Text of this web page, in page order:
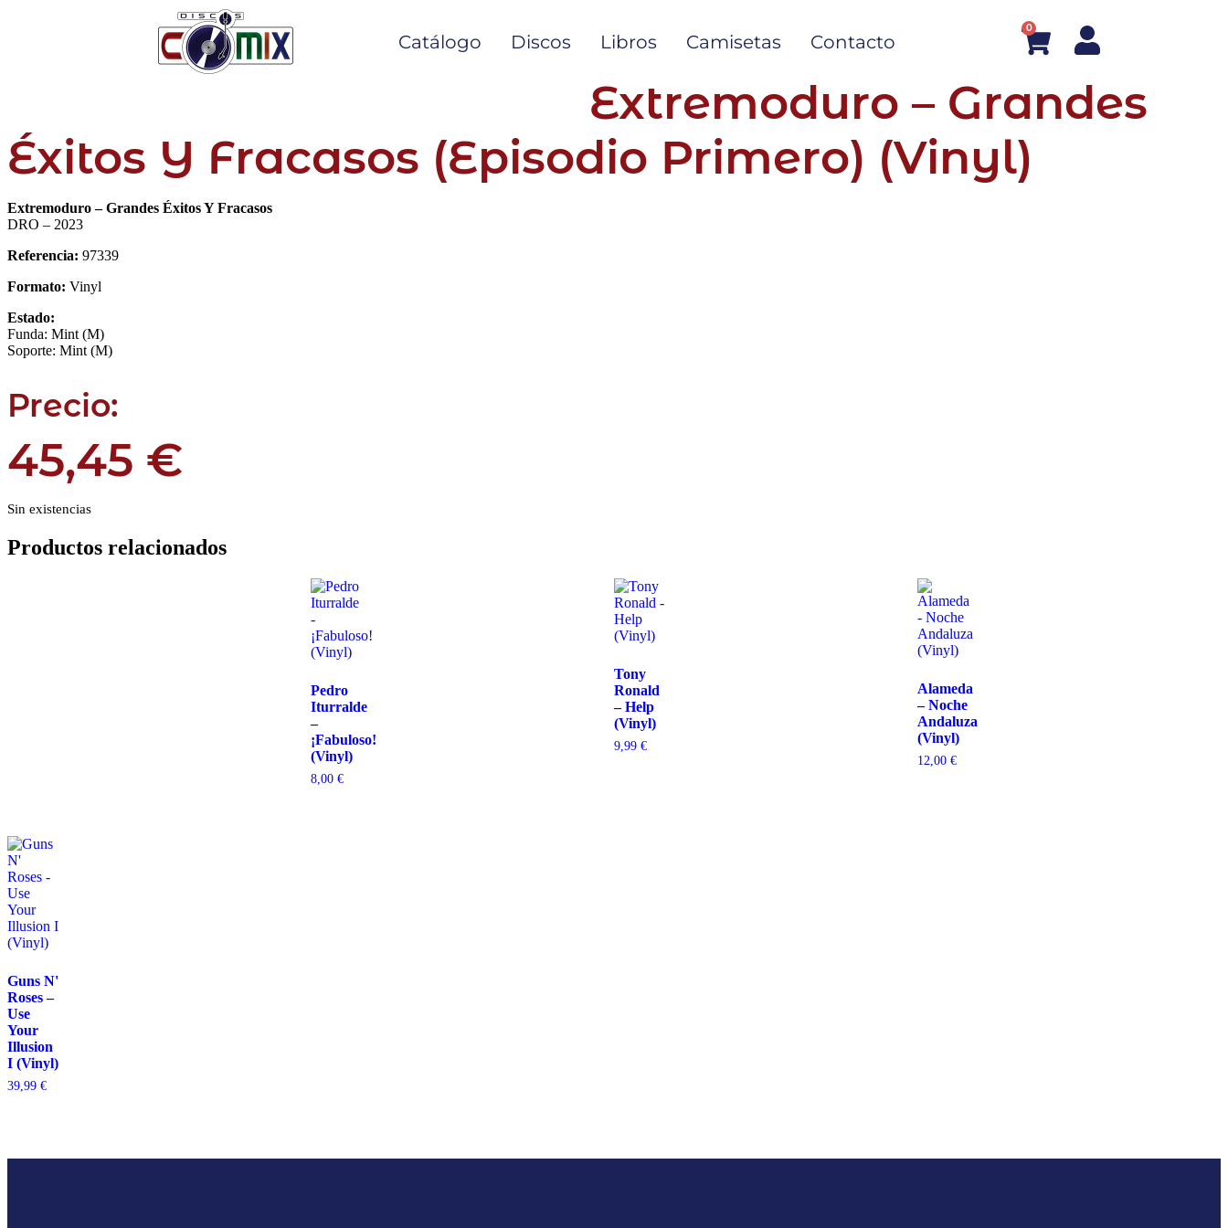
Catálogo Discos Libros Camisetas Contacto
0
Extremoduro – Grandes
Éxitos Y Fracasos (Episodio Primero) (Vinyl)
Extremoduro – Grandes Éxitos Y Fracasos
DRO – 2023
Referencia: 97339
Formato: Vinyl
Estado:
Funda: Mint (M)
Soporte: Mint (M)
Precio:
45,45 €
Sin existencias
Productos relacionados
Pedro
Iturralde
–
¡Fabuloso!
(Vinyl)
8,00 €
Tony
Ronald
– Help
(Vinyl)
9,99 €
Alameda
– Noche
Andaluza
(Vinyl)
12,00 €
Guns N'
Roses –
Use
Your
Illusion
I (Vinyl)
39,99 €